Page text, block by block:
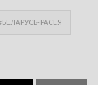
РАСЕЯ